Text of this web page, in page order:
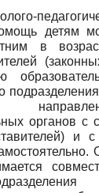
детям
в
органов с